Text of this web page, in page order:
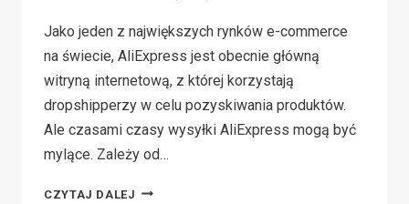
Jako jeden z największych rynków e-commerce
na świecie, AliExpress jest obecnie główną
witryną internetową, z której korzystają
dropshipperzy w celu pozyskiwania produktów.
Ale czasami czasy wysyłki AliExpress mogą być
mylące. Zależy od…
CZYTAJ DALEJ CZAS